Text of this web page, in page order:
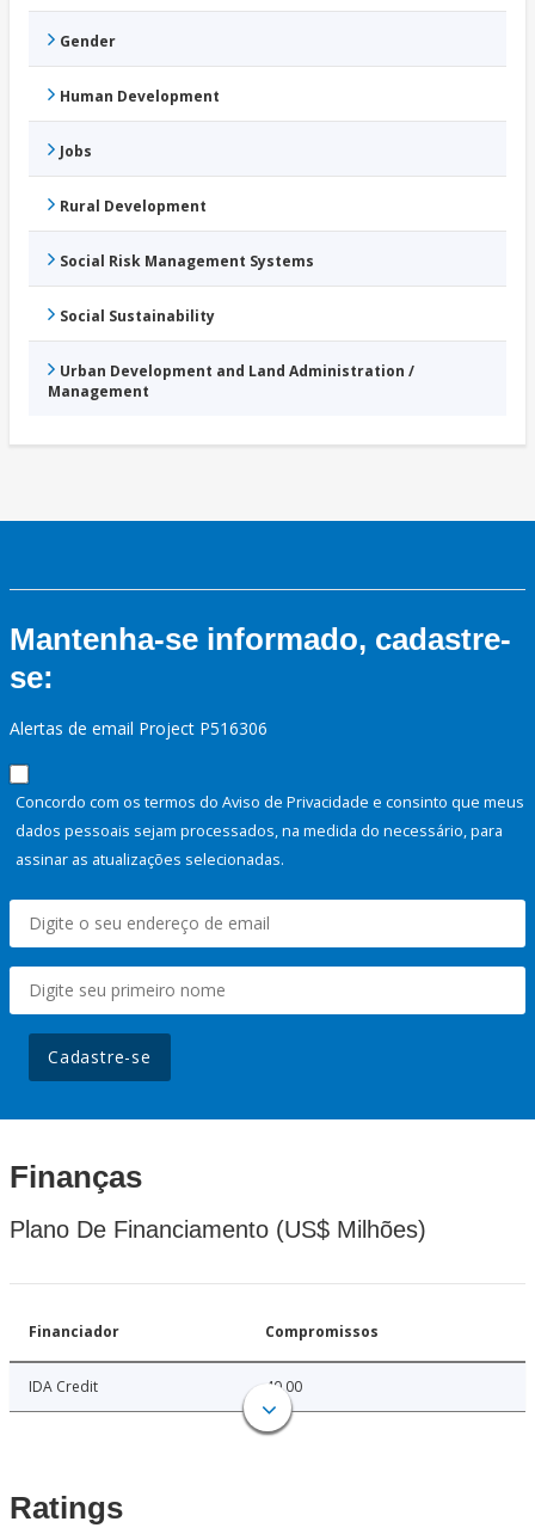
Gender
Human Development
Jobs
Rural Development
Social Risk Management Systems
Social Sustainability
Urban Development and Land Administration /
Management
Mantenha-se informado, cadastre-
se:
Alertas de email Project P516306
Concordo com os termos do Aviso de Privacidade e consinto que meus
dados pessoais sejam processados, na medida do necessário, para
assinar as atualizações selecionadas.
Cadastre-se
Finanças
Plano De Financiamento (US$ Milhões)
Financiador Compromissos
IDA Credit 40.00
Ratings